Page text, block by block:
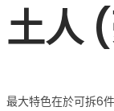
土人
最大特色在於可拆6